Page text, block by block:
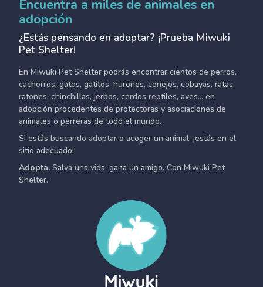
Encuentra a miles de animales en
adopción
¿Estás pensando en adoptar? ¡Prueba Miwuki
Pet Shelter!
En Miwuki Pet Shelter podrás encontrar cientos de perros,
cachorros, gatos, gatitos, hurones, conejos, cobayas, ratas,
ratones, chinchillas, jerbos, cerdos reptiles, aves... en
adopción procedentes de protectoras y asociaciones de
animales o perreras de todo el mundo.
Si estás buscando adoptar o acoger un animal, ¡estás en el
sitio adecuado!
Adopta. Salva una vida, gana un amigo. Con Miwuki Pet
Shelter.